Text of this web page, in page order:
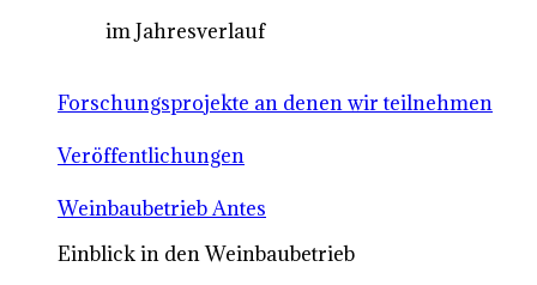
im Jahresverlauf
Forschungsprojekte an denen wir teilnehmen
Veröffentlichungen
Weinbaubetrieb Antes
Einblick in den Weinbaubetrieb